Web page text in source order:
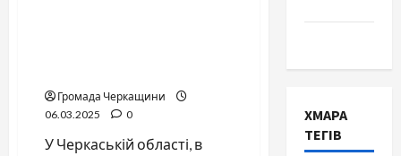
Громада Черкащини
06.03.2025
0
У Черкаській області, в
ХМАРА
ТЕГІВ